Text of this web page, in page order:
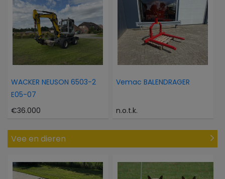
WACKER NEUSON 6503-2
E05-07
€36.000
Vemac BALENDRAGER
n.o.t.k.
Vee en dieren